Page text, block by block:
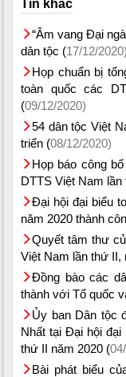
Tin khác
“Âm vang Đại
dân tộc (17/12/2020)
Họp chuẩn bị
toàn quốc các
(09/12/2020)
54 dân tộc Việt
triển (08/12/2020)
Họp báo công
DTTS Việt Nam
Đại hội đại biểu
năm 2020 thành
Quyết tâm thư
Việt Nam lần thứ II,
Đồng bào các
thành với Tổ quốc
Ủy ban Dân tộc
Nhất tại Đại hội đại
thứ II năm 2020 (
Bài phát biểu